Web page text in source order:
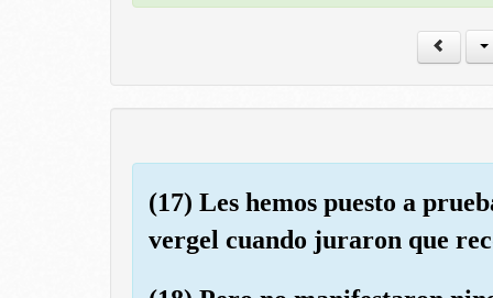
(17) Les hemos puesto a
vergel cuando juraron que